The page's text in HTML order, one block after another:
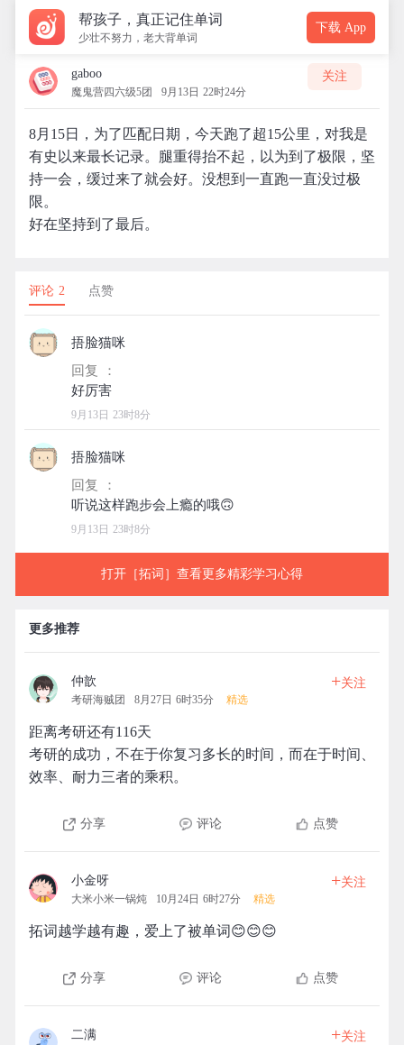
帮孩子，真正记住单词
少壮不努力，老大背单词
下载 App
gaboo
魔鬼营四六级5团 9月13日 22时24分
关注
8月15日，为了匹配日期，今天跑了超15公里，对我是
有史以来最长记录。腿重得抬不起，以为到了极限，坚
持一会，缓过来了就会好。没想到一直跑一直没过极
限。
好在坚持到了最后。
评论 2 点赞
捂脸猫咪
回复 ：
9月13日 23时8分
捂脸猫咪
回复 ：
9月13日 23时8分
打开［拓词］查看更多精彩学习心得
更多推荐
仲歆
考研海贼团 8月27日 6时35分 精选
+关注
距离考研还有116天
考研的成功，不在于你复习多长的时间，而在于时间、
效率、耐力三者的乘积。
分享 评论 点赞
小金呀
大米小米一锅炖 10月24日 6时27分 精选
+关注
拓词越学越有趣，爱上了被单词😊😊😊
分享 评论 点赞
二满 +关注